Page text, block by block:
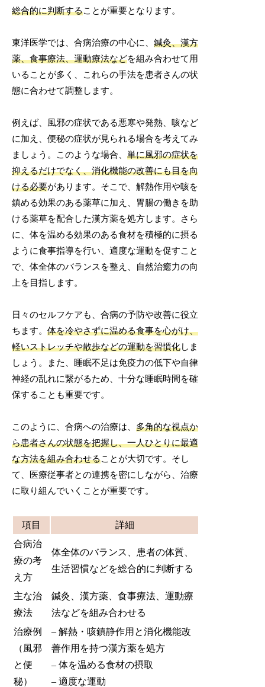
総合的に判断することが重要となります。
東洋医学では、合病治療の中心に、鍼灸、漢方
薬、食事療法、運動療法などを組み合わせて用
いることが多く、これらの手法を患者さんの状
態に合わせて調整します。
例えば、風邪の症状である悪寒や発熱、咳など
に加え、便秘の症状が見られる場合を考えてみ
ましょう。このような場合、単に風邪の症状を
抑えるだけでなく、消化機能の改善にも目を向
ける必要があります。そこで、解熱作用や咳を
鎮める効果のある薬草に加え、胃腸の働きを助
ける薬草を配合した漢方薬を処方します。さら
に、体を温める効果のある食材を積極的に摂る
ように食事指導を行い、適度な運動を促すこと
で、体全体のバランスを整え、自然治癒力の向
上を目指します。
日々のセルフケアも、合病の予防や改善に役立
ちます。体を冷やさずに温める食事を心がけ、
軽いストレッチや散歩などの運動を習慣化しま
しょう。また、睡眠不足は免疫力の低下や自律
神経の乱れに繋がるため、十分な睡眠時間を確
保することも重要です。
このように、合病への治療は、多角的な視点か
ら患者さんの状態を把握し、一人ひとりに最適
な方法を組み合わせることが大切です。そし
て、医療従事者との連携を密にしながら、治療
に取り組んでいくことが重要です。
項目
詳細
合病治
療の考
え方
体全体のバランス、患者の体質、
生活習慣などを総合的に判断する
主な治
療法
鍼灸、漢方薬、食事療法、運動療
法などを組み合わせる
治療例
（風邪
と便
秘）
– 解熱・咳鎮静作用と消化機能改
善作用を持つ漢方薬を処方
– 体を温める食材の摂取
– 適度な運動